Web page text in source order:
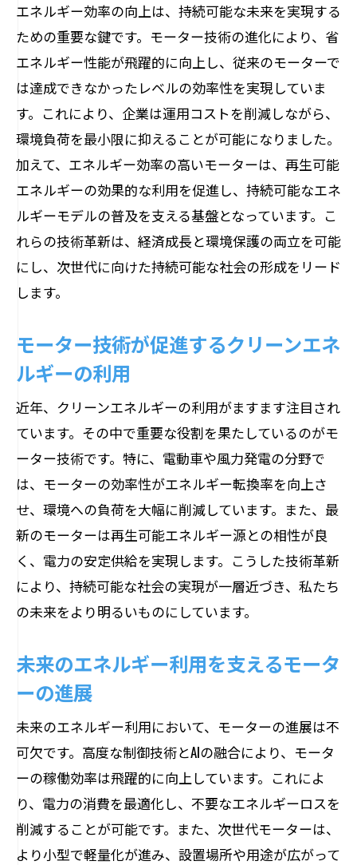
エネルギー効率の向上は、持続可能な未来を実現する
ための重要な鍵です。モーター技術の進化により、省
エネルギー性能が飛躍的に向上し、従来のモーターで
は達成できなかったレベルの効率性を実現していま
す。これにより、企業は運用コストを削減しながら、
環境負荷を最小限に抑えることが可能になりました。
加えて、エネルギー効率の高いモーターは、再生可能
エネルギーの効果的な利用を促進し、持続可能なエネ
ルギーモデルの普及を支える基盤となっています。こ
れらの技術革新は、経済成長と環境保護の両立を可能
にし、次世代に向けた持続可能な社会の形成をリード
します。
モーター技術が促進するクリーンエネ
ルギーの利用
近年、クリーンエネルギーの利用がますます注目され
ています。その中で重要な役割を果たしているのがモ
ーター技術です。特に、電動車や風力発電の分野で
は、モーターの効率性がエネルギー転換率を向上さ
せ、環境への負荷を大幅に削減しています。また、最
新のモーターは再生可能エネルギー源との相性が良
く、電力の安定供給を実現します。こうした技術革新
により、持続可能な社会の実現が一層近づき、私たち
の未来をより明るいものにしています。
未来のエネルギー利用を支えるモータ
ーの進展
未来のエネルギー利用において、モーターの進展は不
可欠です。高度な制御技術とAIの融合により、モータ
ーの稼働効率は飛躍的に向上しています。これによ
り、電力の消費を最適化し、不要なエネルギーロスを
削減することが可能です。また、次世代モーターは、
より小型で軽量化が進み、設置場所や用途が広がって